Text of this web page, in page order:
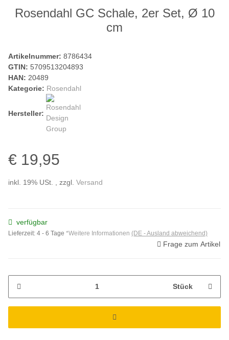
Rosendahl GC Schale, 2er Set, Ø 10
cm
Artikelnummer: 8786434
GTIN: 5709513204893
HAN: 20489
Kategorie: Rosendahl
Hersteller:
€ 19,95
inkl. 19% USt. , zzgl. Versand
verfügbar
Lieferzeit: 4 - 6 Tage *Weitere Informationen (DE - Ausland abweichend)
Frage zum Artikel
Stück